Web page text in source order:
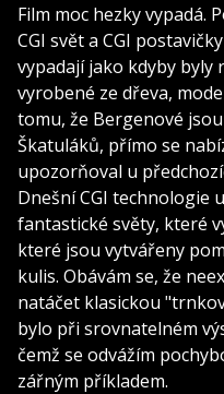
Film moc hezky vypadá.
CGI svět a CGI
vypadají jako kdyby byly
vyrobené ze dřeva,
tomu, že Bergenové
Škatuláků, přímo se
upozorňoval u
Dnešní CGI technologie
fantastické světy, které
které jsou vytvářeny
kulis. Obávám se, že
natáčet klasickou
bylo při srovnatelném
čemž se odvážím
zářným příkladem.